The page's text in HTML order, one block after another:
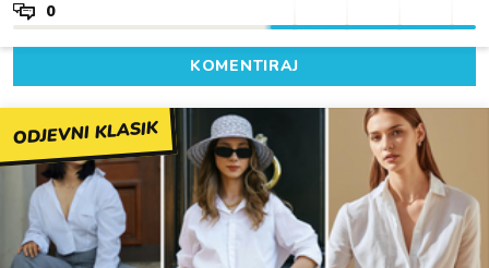
0
KOMENTIRAJ
ODJEVNI KLASIK